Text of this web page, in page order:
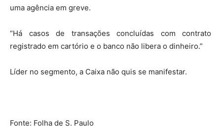
uma agência em greve.
“Há casos de transações concluídas com contrato
registrado em cartório e o banco não libera o dinheiro.”
Líder no segmento, a Caixa não quis se manifestar.
Fonte: Folha de S. Paulo